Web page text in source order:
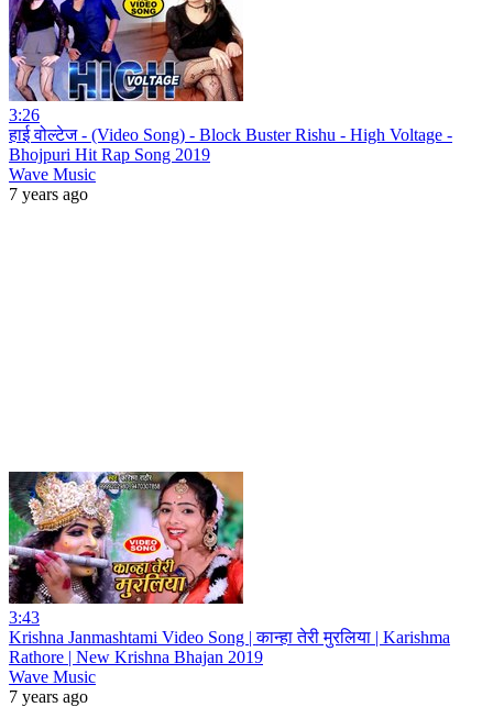
3:26
हाई वोल्टेज - (Video Song) - Block Buster Rishu - High Voltage -
Bhojpuri Hit Rap Song 2019
Wave Music
7 years ago
3:43
Krishna Janmashtami Video Song | कान्हा तेरी मुरलिया | Karishma
Rathore | New Krishna Bhajan 2019
Wave Music
7 years ago